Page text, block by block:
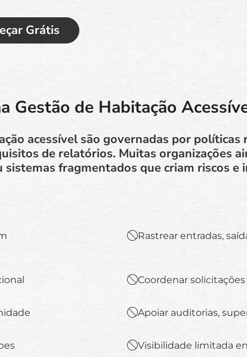
Grátis
Gestão de Habitação
acessível são governadas por políticas
de relatórios. Muitas organizações
sistemas fragmentados que criam riscos e
Rastrear entradas,
Coordenar
Apoiar auditorias,
Visibilidade limitada